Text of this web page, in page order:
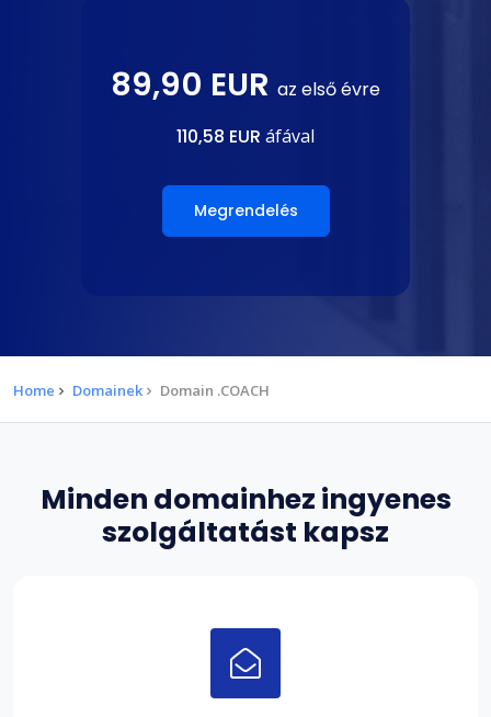
89,90 EUR az első évre
110,58 EUR áfával
Megrendelés
Home Domainek Domain .COACH
Minden domainhez ingyenes
szolgáltatást kapsz